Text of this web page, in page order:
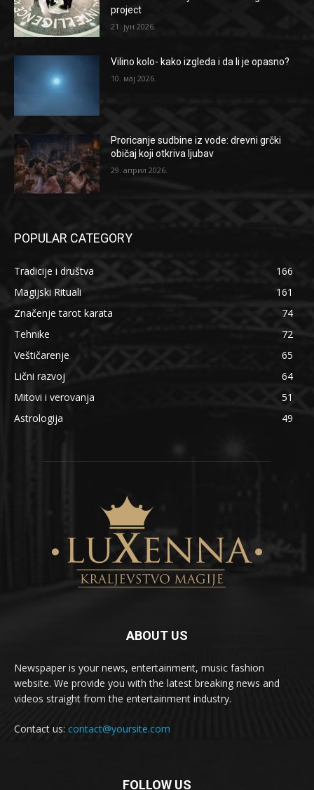
project
21. јун 2026.
Vilino kolo- kako izgleda i da li je opasno?
10. мај 2026.
Proricanje sudbine iz vode: drevni grčki
običaj koji otkriva ljubav
29. април 2026.
POPULAR CATEGORY
Tradicije i društva
166
Magijski Rituali
161
Značenje tarot karata
74
Tehnike
72
Veštičarenje
65
Lični razvoj
64
Mitovi i verovanja
51
Astrologija
49
ABOUT US
Newspaper is your news, entertainment, music fashion
website. We provide you with the latest breaking news and
videos straight from the entertainment industry.
Contact us: contact@yoursite.com
FOLLOW US